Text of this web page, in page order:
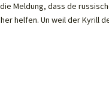
Meldung, dass de
helfen. Un weil der Kyrill